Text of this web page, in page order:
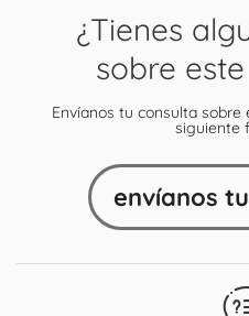
¿Tienes
sobre
Envíanos tu consulta
siguiente
envíanos